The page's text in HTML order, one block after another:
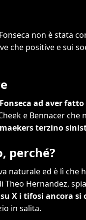
non è stata
che positive e sui
ad aver
e Bennacer
terzino
perché?
naturale ed è lì
Hernandez,
X i tifosi ancora
in salita.